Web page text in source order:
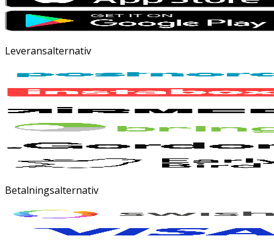
Leveransalternativ
Betalningsalternativ